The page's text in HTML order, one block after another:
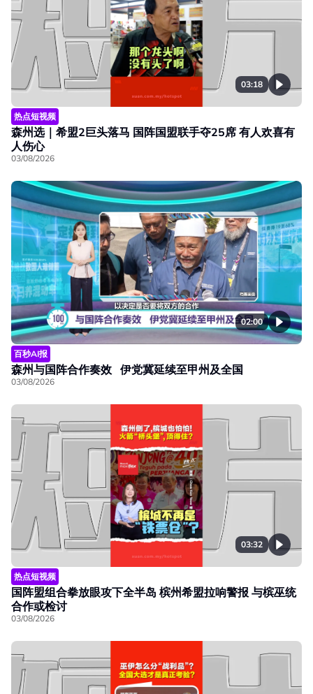
03:18
热点短视频
森州选｜希盟2巨头落马 国阵国盟联手夺25席 有人欢喜有
人伤心
03/08/2026
02:00
百秒AI报
森州与国阵合作奏效 伊党冀延续至甲州及全国
03/08/2026
03:32
热点短视频
国阵盟组合拳放眼攻下全半岛 槟州希盟拉响警报 与槟巫统
合作或检讨
03/08/2026